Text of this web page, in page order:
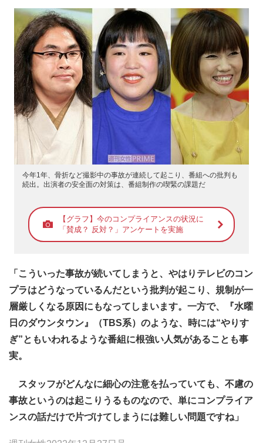
今年1年、骨折など撮影中の事故が連続して起こり、番組への批判も
続出。出演者の安全面の対策は、番組制作の喫緊の課題だ
【グラフ】今のコンプライアンスの状況に
「賛成？ 反対？」アンケートを実施
「こういった事故が続いてしまうと、やはりテレビのコン
プラはどうなっているんだという批判が起こり、規制が一
層厳しくなる原因にもなってしまいます。一方で、『水曜
日のダウンタウン』（TBS系）のような、時には“やりす
ぎ”ともいわれるような番組に根強い人気があることも事
実。
スタッフがどんなに細心の注意を払っていても、不慮の
事故というのは起こりうるものなので、単にコンプライア
ンスの話だけで片づけてしまうには難しい問題ですね」